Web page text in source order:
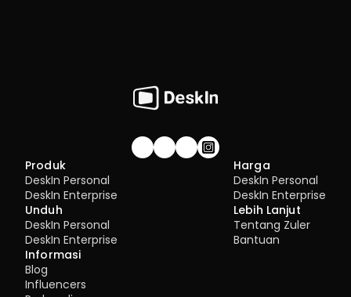
Gabung komunitas!
Produk
DeskIn Personal
DeskIn Enterprise
Unduh
DeskIn Personal
DeskIn Enterprise
Harga
DeskIn Personal
DeskIn Enterprise
Lebih Lanjut
Tentang Zuler
Bantuan
Informasi
Blog
Influencers